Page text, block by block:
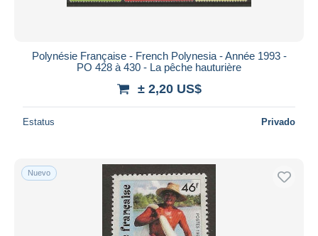
Polynésie Française - French Polynesia - Année 1993 -
PO 428 à 430 - La pêche hauturière
± 2,20 US$
Estatus Privado
Nuevo